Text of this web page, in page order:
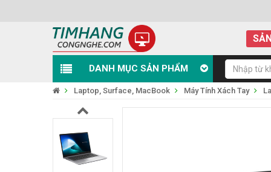
DANH MỤC SẢN PHẨM
Laptop, Surface, MacBook Máy Tính Xách Tay